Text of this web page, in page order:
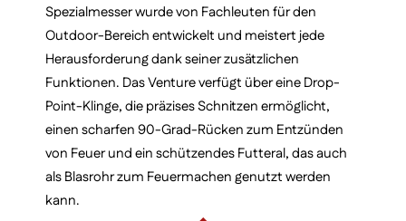
Spezialmesser wurde von Fachleuten für den
Outdoor-Bereich entwickelt und meistert jede
Herausforderung dank seiner zusätzlichen
Funktionen. Das Venture verfügt über eine Drop-
Point-Klinge, die präzises Schnitzen ermöglicht,
einen scharfen 90-Grad-Rücken zum Entzünden
von Feuer und ein schützendes Futteral, das auch
als Blasrohr zum Feuermachen genutzt werden
kann.